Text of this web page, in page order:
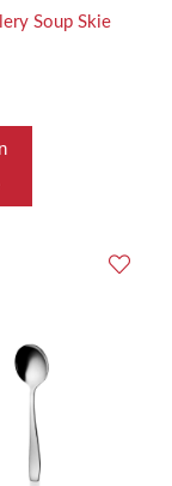
Soup Skie